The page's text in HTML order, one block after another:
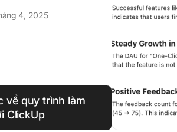
4, 2025
về quy trình làm
ClickUp